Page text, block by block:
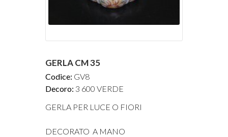
GERLA CM 35
Codice: GV8
Decoro: 3 600 VERDE
GERLA PER LUCE O FIORI
DECORATO A MANO